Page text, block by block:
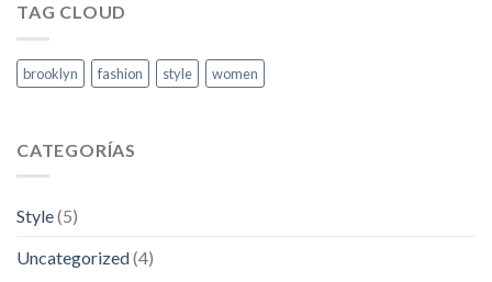
TAG CLOUD
brooklyn fashion style women
CATEGORÍAS
Style(5)
Uncategorized(4)